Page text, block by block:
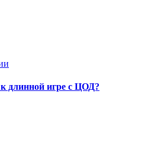
длинной игре с ЦОД?